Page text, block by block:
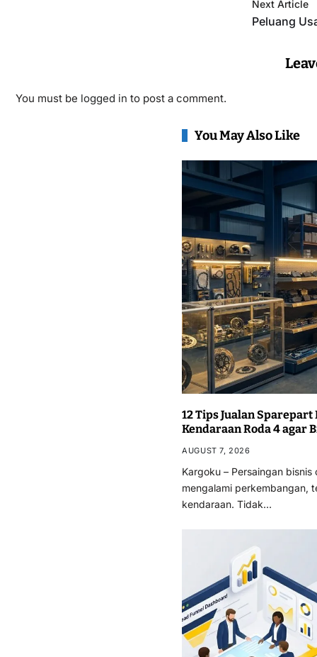
Next Article
Peluang
You must be logged in to post a comment.
You May Also Like
12 Tips Jualan Sparepart
Kendaraan Roda 4 agar
AUGUST 7, 2026
Kargoku – Persaingan
mengalami perkembangan,
kendaraan. Tidak…